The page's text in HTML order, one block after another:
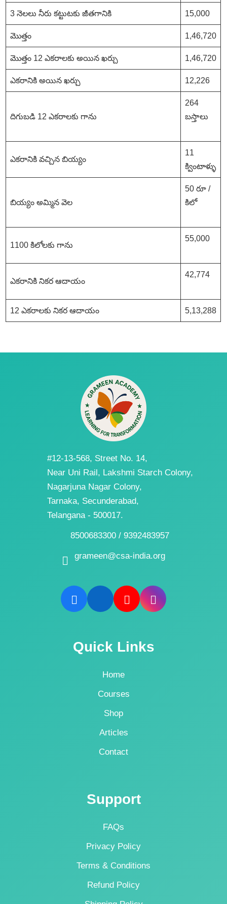
3 నెలలు నీరు కట్టుటకు జీతగానికి 15,000
మొత్తం 1,46,720
మొత్తం 12 ఎకరాలకు అయిన ఖర్చు 1,46,720
ఎకరానికి అయిన ఖర్చు 12,226
దిగుబడి 12 ఎకరాలకు గాను
264
బస్తాలు
ఎకరానికి వచ్చిన బియ్యం
11
క్వింటాళ్ళు
బియ్యం అమ్మిన వెల
50 రూ /
కిలో
1100 కిలోలకు గాను
55,000
ఎకరానికి నికర ఆదాయం
42,774
12 ఎకరాలకు నికర ఆదాయం 5,13,288
#12-13-568, Street No. 14,
Near Uni Rail, Lakshmi Starch Colony,
Nagarjuna Nagar Colony,
Tarnaka, Secunderabad,
Telangana - 500017.
8500683300 / 9392483957
grameen@csa-india.org
Quick Links
Home
Courses
Shop
Articles
Contact
Support
FAQs
Privacy Policy
Terms & Conditions
Refund Policy